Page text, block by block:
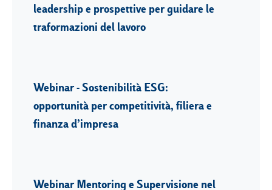
leadership e prospettive per guidare le
traformazioni del lavoro
Webinar - Sostenibilità ESG:
opportunità per competitività, filiera e
finanza d’impresa
Webinar Mentoring e Supervisione nel